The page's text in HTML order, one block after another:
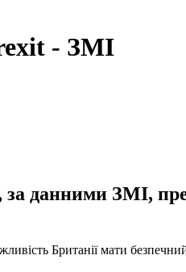
- ЗМІ
данними ЗМІ,
Британії мати